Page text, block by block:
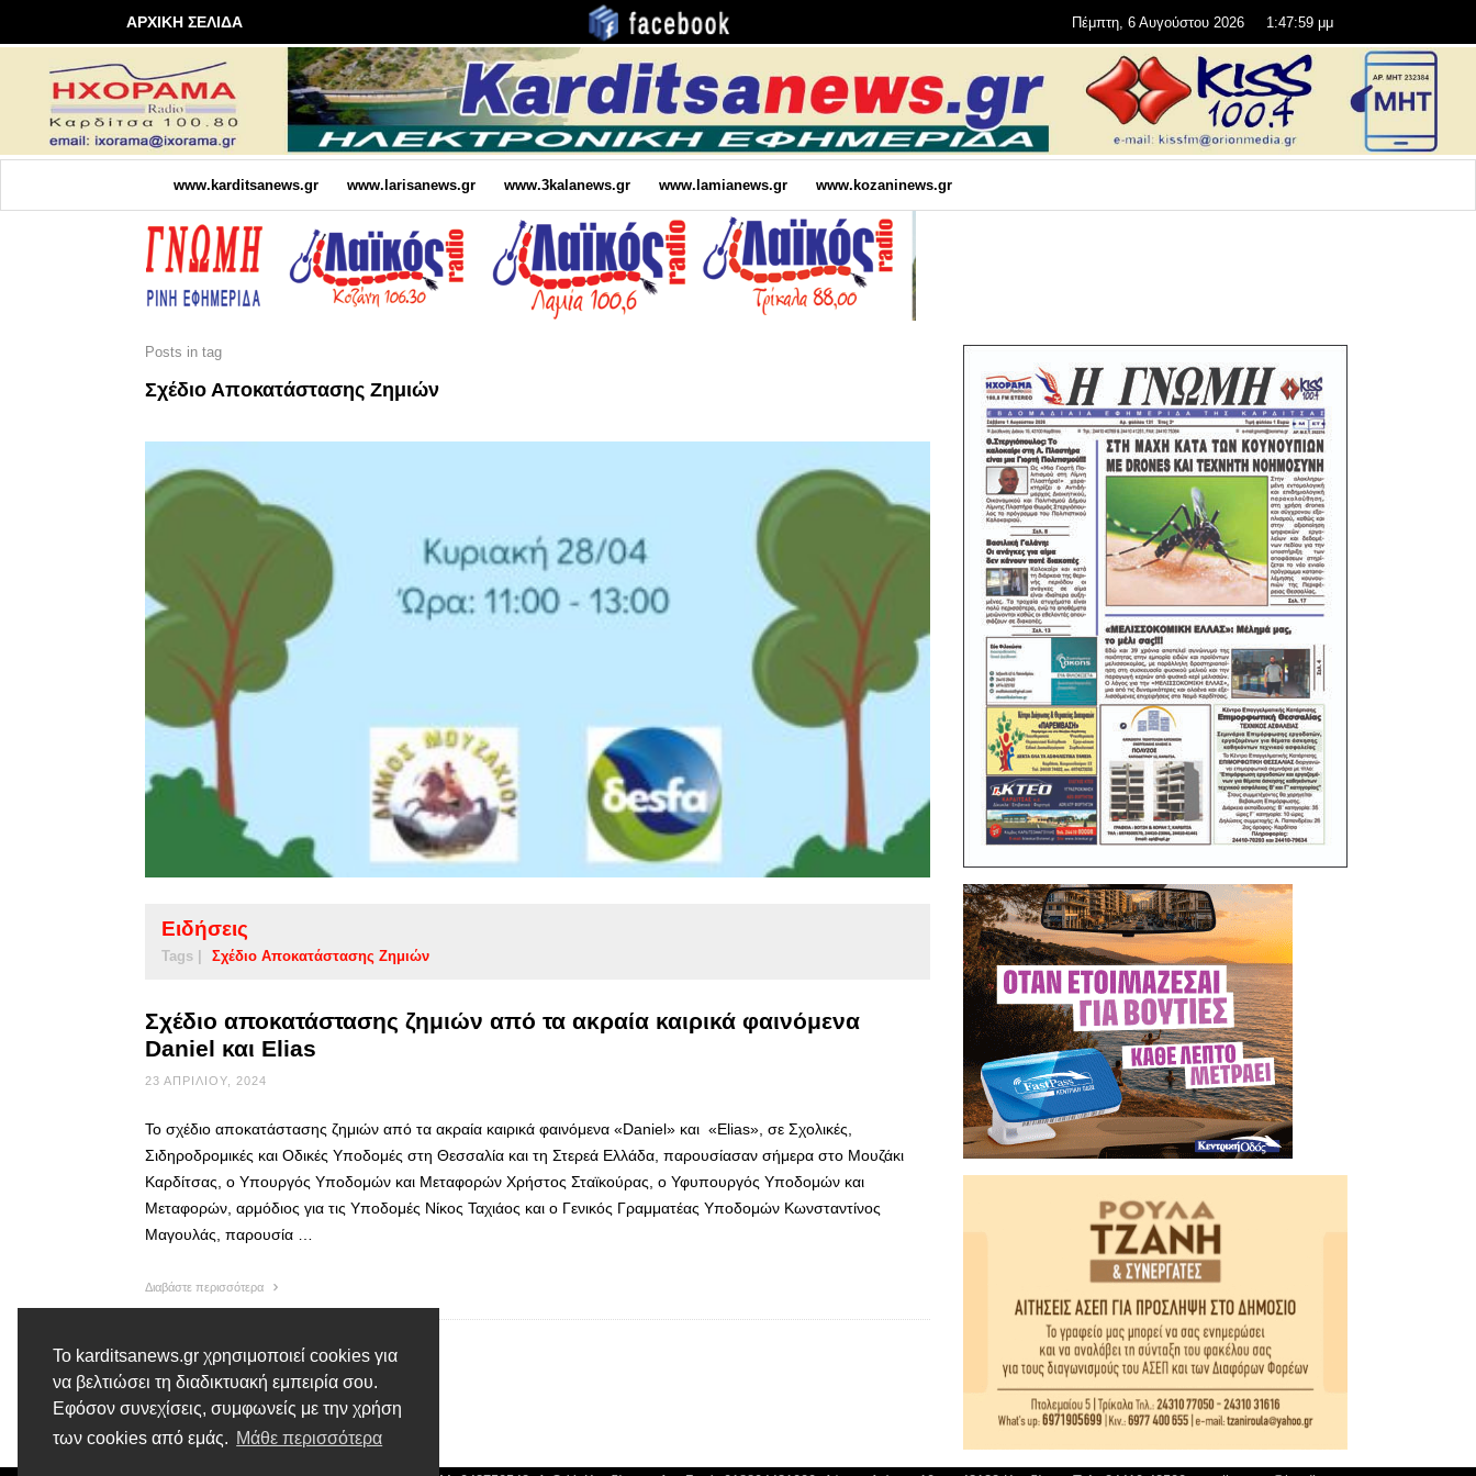
Το karditsanews.gr χρησιμοποιεί cookies για
να βελτιώσει τη διαδικτυακή εμπειρία σου.
Εφόσον συνεχίσεις, συμφωνείς με την χρήση
των cookies από εμάς. Μάθε περισσότερα
ΑΡΧΙΚΗ ΣΕΛΙΔΑ Πέμπτη, 6 Αυγούστου 2026 1:47:59 μμ
www.karditsanews.gr www.larisanews.gr www.3kalanews.gr www.lamianews.gr www.kozaninews.gr
Posts in tag
Σχέδιο Αποκατάστασης Ζημιών
Ειδήσεις
Tags | Σχέδιο Αποκατάστασης Ζημιών
Σχέδιο αποκατάστασης ζημιών από τα ακραία καιρικά φαινόμενα
Daniel και Elias
23 ΑΠΡΙΛΊΟΥ, 2024
Το σχέδιο αποκατάστασης ζημιών από τα ακραία καιρικά φαινόμενα «Daniel» και «Elias», σε Σχολικές,
Σιδηροδρομικές και Οδικές Υποδομές στη Θεσσαλία και τη Στερεά Ελλάδα, παρουσίασαν σήμερα στο Μουζάκι
Καρδίτσας, ο Υπουργός Υποδομών και Μεταφορών Χρήστος Σταϊκούρας, ο Υφυπουργός Υποδομών και
Μεταφορών, αρμόδιος για τις Υποδομές Νίκος Ταχιάος και ο Γενικός Γραμματέας Υποδομών Κωνσταντίνος
Μαγουλάς, παρουσία …
Διαβάστε περισσότερα